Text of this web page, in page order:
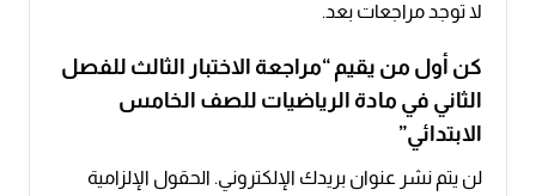
لا توجد مراجعات بعد.
كن أول من يقيم “مراجعة الاختبار الثالث للفصل
الثاني في مادة الرياضيات للصف الخامس
الابتدائي”
لن يتم نشر عنوان بريدك الإلكتروني. الحقول الإلزامية